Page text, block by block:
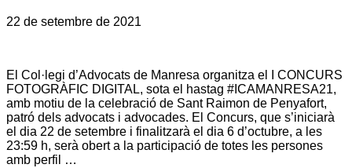
22 de setembre de 2021
El Col·legi d’Advocats de Manresa organitza el I CONCURS
FOTOGRÀFIC DIGITAL, sota el hastag #ICAMANRESA21,
amb motiu de la celebració de Sant Raimon de Penyafort,
patró dels advocats i advocades. El Concurs, que s’iniciarà
el dia 22 de setembre i finalitzarà el dia 6 d’octubre, a les
23:59 h, serà obert a la participació de totes les persones
amb perfil …